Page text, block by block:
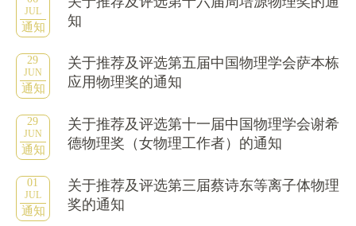
JUL
通知
知
29
JUN
通知
关于推荐及评选第五届中国物理学会萨本栋
应用物理奖的通知
29
JUN
通知
关于推荐及评选第十一届中国物理学会谢希
德物理奖（女物理工作者）的通知
01
JUL
通知
关于推荐及评选第三届蔡诗东等离子体物理
奖的通知